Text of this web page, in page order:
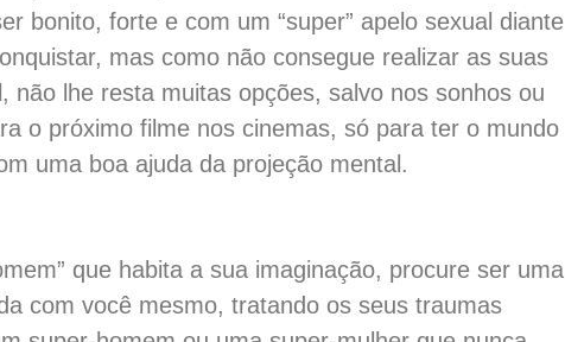
bonito, forte e com um “super” apelo sexual diante
mas como não consegue realizar as suas
não lhe resta muitas opções, salvo nos sonhos ou
o próximo filme nos cinemas, só para ter o mundo
uma boa ajuda da projeção mental.
que habita a sua imaginação, procure ser uma
com você mesmo, tratando os seus trau­mas